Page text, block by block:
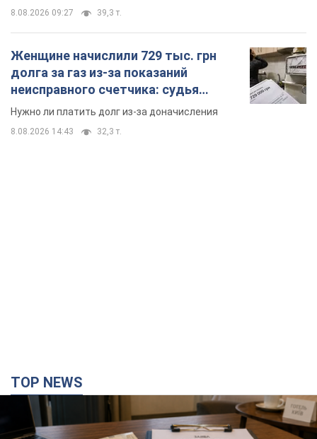
8.08.2026 09:27 39,3 т.
Женщине начислили 729 тыс. грн
долга за газ из-за показаний
неисправного счетчика: судья
вынес неожиданное решение
Нужно ли платить долг из-за доначисления
8.08.2026 14:43 32,3 т.
TOP NEWS